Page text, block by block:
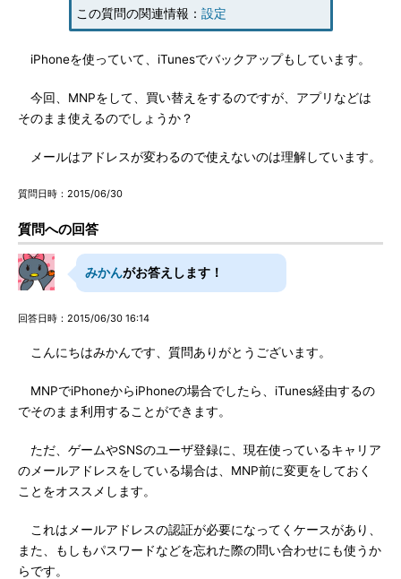
この質問の関連情報： 設定
iPhoneを使っていて、iTunesでバックアップもしています。
今回、MNPをして、買い替えをするのですが、アプリなどは
そのまま使えるのでしょうか？
メールはアドレスが変わるので使えないのは理解しています。
質問日時：2015/06/30
質問への回答
みかんがお答えします！
回答日時：2015/06/30 16:14
こんにちはみかんです、質問ありがとうございます。
MNPでiPhoneからiPhoneの場合でしたら、iTunes経由するの
でそのまま利用することができます。
ただ、ゲームやSNSのユーザ登録に、現在使っているキャリア
のメールアドレスをしている場合は、MNP前に変更をしておく
ことをオススメします。
これはメールアドレスの認証が必要になってくケースがあり、
また、もしもパスワードなどを忘れた際の問い合わせにも使うか
らです。